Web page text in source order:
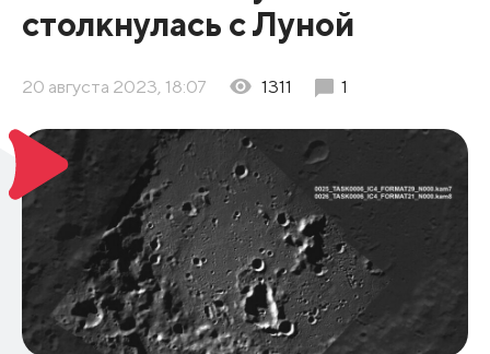
столкнулась с Луной
20 августа 2023, 18:07 1311 1